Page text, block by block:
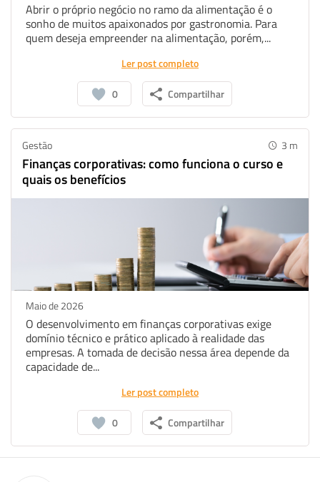
Abrir o próprio negócio no ramo da alimentação é o
sonho de muitos apaixonados por gastronomia. Para
quem deseja empreender na alimentação, porém,...
Ler post completo
0 Compartilhar
Gestão 3 m
Finanças corporativas: como funciona o curso e
quais os benefícios
Maio de 2026
O desenvolvimento em finanças corporativas exige
domínio técnico e prático aplicado à realidade das
empresas. A tomada de decisão nessa área depende da
capacidade de...
Ler post completo
0 Compartilhar